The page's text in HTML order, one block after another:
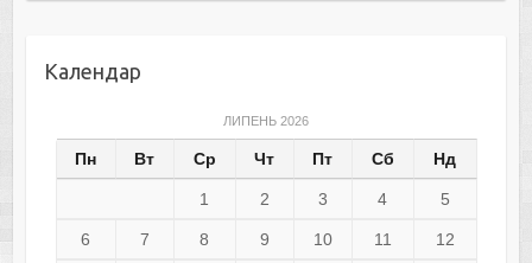
Календар
ЛИПЕНЬ 2026
Пн Вт Ср Чт Пт Сб Нд
1 2 3 4 5
6 7 8 9 10 11 12